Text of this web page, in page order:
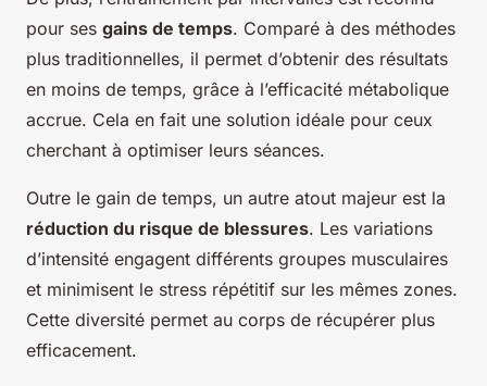
pour ses gains de temps. Comparé à des méthodes
plus traditionnelles, il permet d’obtenir des résultats
en moins de temps, grâce à l’efficacité métabolique
accrue. Cela en fait une solution idéale pour ceux
cherchant à optimiser leurs séances.
Outre le gain de temps, un autre atout majeur est la
réduction du risque de blessures. Les variations
d’intensité engagent différents groupes musculaires
et minimisent le stress répétitif sur les mêmes zones.
Cette diversité permet au corps de récupérer plus
efficacement.